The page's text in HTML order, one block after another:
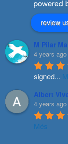
review
M Pilar
4 years ago
signed...
Albert
4 years ago
Més